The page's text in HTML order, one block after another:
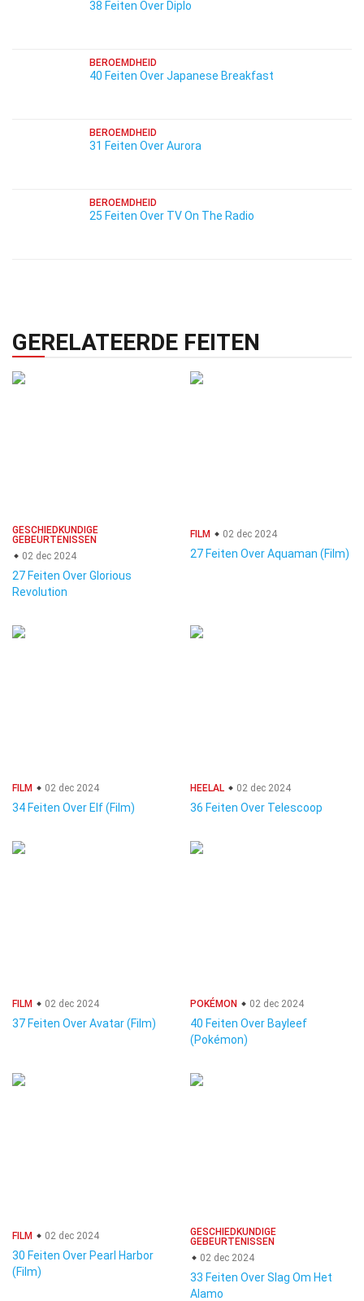
38 Feiten Over Diplo
BEROEMDHEID
40 Feiten Over Japanese Breakfast
BEROEMDHEID
31 Feiten Over Aurora
BEROEMDHEID
25 Feiten Over TV On The Radio
GERELATEERDE FEITEN
GESCHIEDKUNDIGE
GEBEURTENISSEN
02 dec 2024
27 Feiten Over Glorious
Revolution
FILM 02 dec 2024
27 Feiten Over Aquaman (Film)
FILM 02 dec 2024
34 Feiten Over Elf (Film)
HEELAL 02 dec 2024
36 Feiten Over Telescoop
FILM 02 dec 2024
37 Feiten Over Avatar (Film)
POKÉMON 02 dec 2024
40 Feiten Over Bayleef
(Pokémon)
FILM 02 dec 2024
30 Feiten Over Pearl Harbor
(Film)
GESCHIEDKUNDIGE
GEBEURTENISSEN
02 dec 2024
33 Feiten Over Slag Om Het
Alamo